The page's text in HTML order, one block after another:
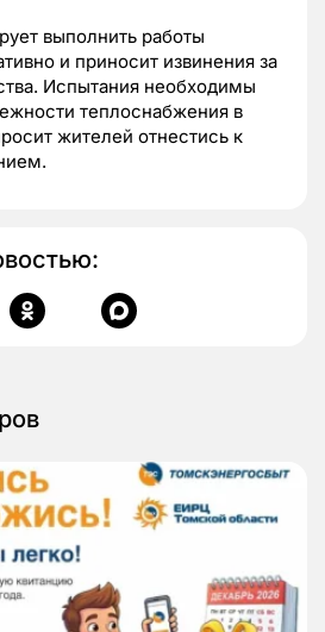
выполнить работы
и приносит извинения за
Испытания необходимы
теплоснабжения в
жителей отнестись к